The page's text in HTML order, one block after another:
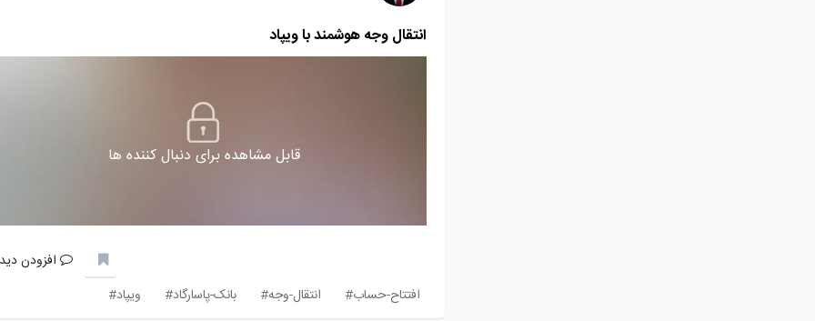
انتقال وجه هوشمند با ویپاد
قابل مشاهده برای دنبال کننده ها
افزودن
افتتاح-حساب#
انتقال-وجه# بانک-پاسارگاد# ویپاد#